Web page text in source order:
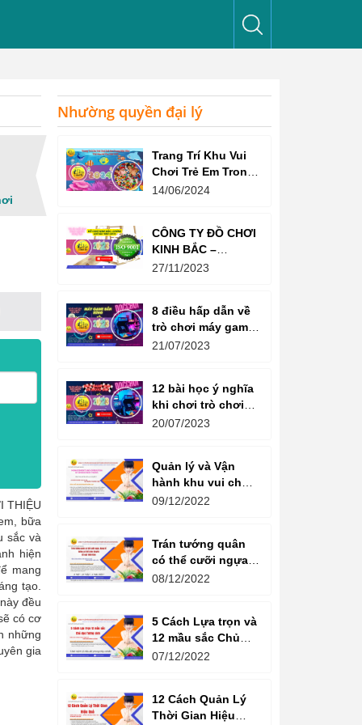
THIỆU
bữa
sắc và
hiện
mang
tạo.
đều
có cơ
những
gia
Nhường quyền đại lý
Trang Trí Khu Vui
Chơi Trẻ Em Trong
Nhà Như Thế Nào
14/06/2024
CÔNG TY ĐỒ CHƠI
KINH BẮC –
CHỨNG CHỈ ISO
27/11/2023
8 điều hấp dẫn về
trò chơi máy game
bắn súng
21/07/2023
12 bài học ý nghĩa
khi chơi trò chơi
máy game đua xe
20/07/2023
Quản lý và Vận
hành khu vui chơi
giải trí -
amusement parks
09/12/2022
Trán tướng quân
có thể cưỡi ngựa,
Bụng tể tướng có
08/12/2022
5 Cách Lựa trọn và
12 mầu sắc Chủ
đạo Tương sinh
năng lượng
07/12/2022
12 Cách Quản Lý
Thời Gian Hiệu